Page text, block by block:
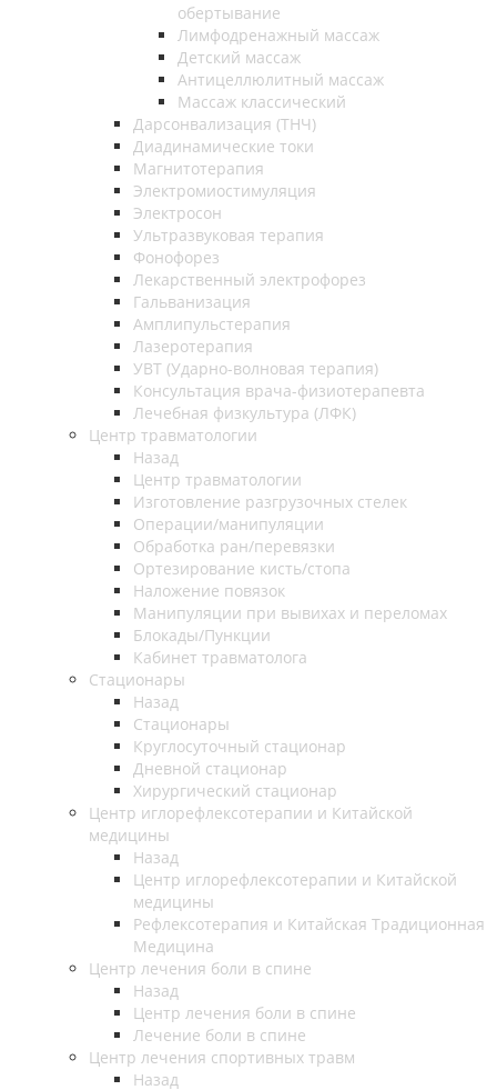
обертывание
Лимфодренажный массаж
Детский массаж
Антицеллюлитный массаж
Массаж классический
Дарсонвализация (ТНЧ)
Диадинамические токи
Магнитотерапия
Электромиостимуляция
Электросон
Ультразвуковая терапия
Фонофорез
Лекарственный электрофорез
Гальванизация
Амплипульстерапия
Лазеротерапия
УВТ (Ударно-волновая терапия)
Консультация врача-физиотерапевта
Лечебная физкультура (ЛФК)
Центр травматологии
Назад
Центр травматологии
Изготовление разгрузочных стелек
Операции/манипуляции
Обработка ран/перевязки
Ортезирование кисть/стопа
Наложение повязок
Манипуляции при вывихах и переломах
Блокады/Пункции
Кабинет травматолога
Стационары
Назад
Стационары
Круглосуточный стационар
Дневной стационар
Хирургический стационар
Центр иглорефлексотерапии и Китайской
медицины
Назад
Центр иглорефлексотерапии и Китайской
медицины
Рефлексотерапия и Китайская Традиционная
Медицина
Центр лечения боли в спине
Назад
Центр лечения боли в спине
Лечение боли в спине
Центр лечения спортивных травм
Назад